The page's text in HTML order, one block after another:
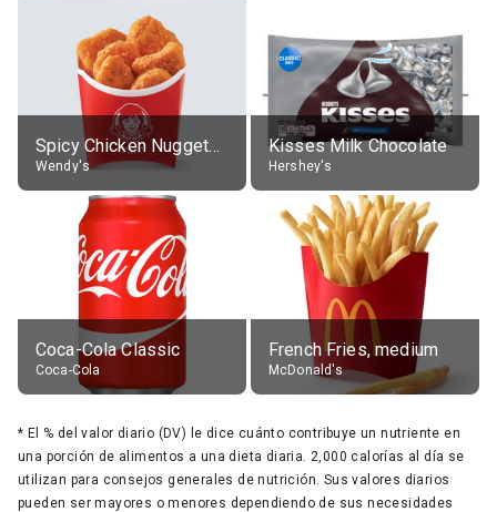
Spicy Chicken Nuggets, without sauce
Wendy's
Kisses Milk Chocolate
Hershey's
Coca-Cola Classic
Coca-Cola
French Fries, medium
McDonald's
* El % del valor diario (DV) le dice cuánto contribuye un nutriente en
una porción de alimentos a una dieta diaria. 2,000 calorías al día se
utilizan para consejos generales de nutrición. Sus valores diarios
pueden ser mayores o menores dependiendo de sus necesidades